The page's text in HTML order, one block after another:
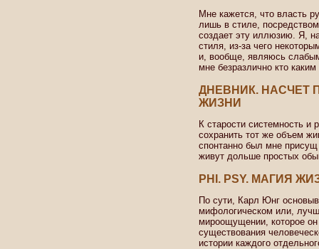
Мне кажется, что власть
лишь в стиле,
создает эту иллюзию. Я,
стиля, из-за чего
и, вообще, являюсь
мне безразлично кто
ДНЕВНИК. НАСЧЕТ
ЖИЗНИ
К старости системность и
сохранить тот же объем
спонтанно был мне
живут дольше простых
PHI. PSY. МАГИЯ
По сути, Карл Юнг
мифологическом или,
мироощущении, которое он
существования
истории каждого